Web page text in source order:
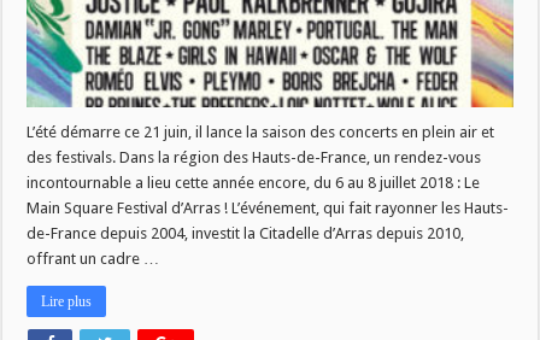
L’été démarre ce 21 juin, il lance la saison des concerts en plein air et
des festivals. Dans la région des Hauts-de-France, un rendez-vous
incontournable a lieu cette année encore, du 6 au 8 juillet 2018 : Le
Main Square Festival d’Arras ! L’événement, qui fait rayonner les Hauts-
de-France depuis 2004, investit la Citadelle d’Arras depuis 2010,
offrant un cadre …
Lire plus